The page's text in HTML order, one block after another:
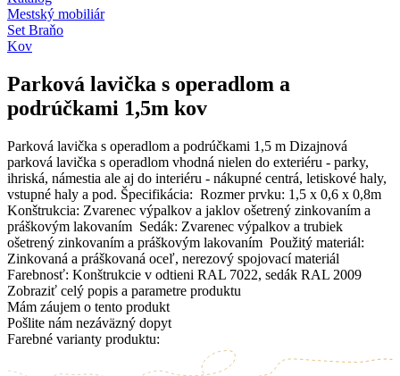
Mestský mobiliár
Set Braňo
Kov
Parková lavička s operadlom a
podrúčkami 1,5m kov
Parková lavička s operadlom a podrúčkami 1,5 m Dizajnová
parková lavička s operadlom vhodná nielen do exteriéru - parky,
ihriská, námestia ale aj do interiéru - nákupné centrá, letiskové haly,
vstupné haly a pod. Špecifikácia: Rozmer prvku: 1,5 x 0,6 x 0,8m
Konštrukcia: Zvarenec výpalkov a jaklov ošetrený zinkovaním a
práškovým lakovaním Sedák: Zvarenec výpalkov a trubiek
ošetrený zinkovaním a práškovým lakovaním Použitý materiál:
Zinkovaná a práškovaná oceľ, nerezový spojovací materiál
Farebnosť: Konštrukcie v odtieni RAL 7022, sedák RAL 2009
Zobraziť celý popis a parametre produktu
Mám záujem o tento produkt
Pošlite nám nezáväzný dopyt
Farebné varianty produktu: